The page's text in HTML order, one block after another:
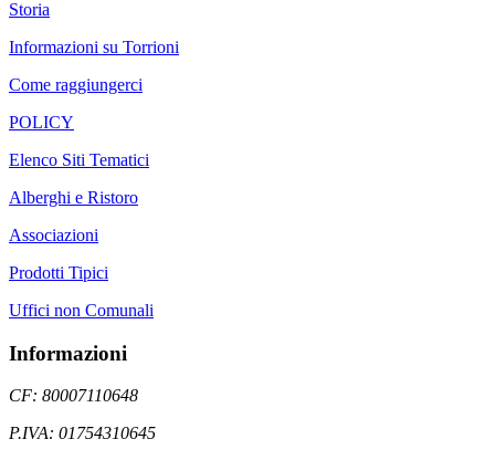
Storia
Informazioni su Torrioni
Come raggiungerci
POLICY
Elenco Siti Tematici
Alberghi e Ristoro
Associazioni
Prodotti Tipici
Uffici non Comunali
Informazioni
CF: 80007110648
P.IVA: 01754310645